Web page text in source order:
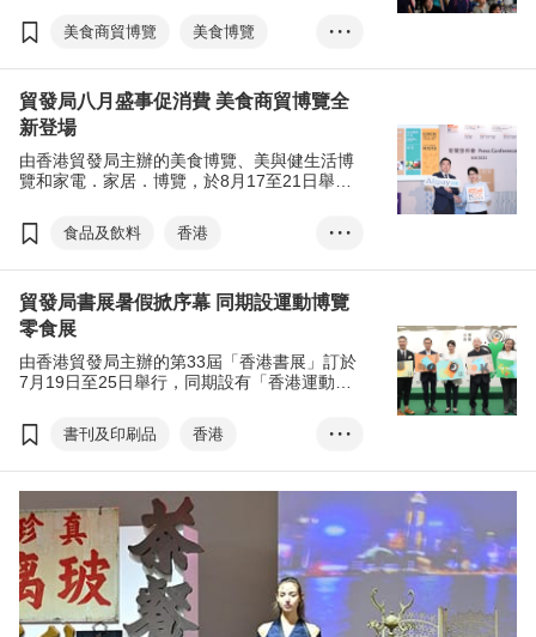
入場，人均消費1,500元。
美食商貿博覽
美食博覽
家電．家品．博覽
美與健生活博覽
香港國際茶展
國際現代化中醫藥及健康產品會議
EXHIBITION+
掃碼易
• • •
貿發局八月盛事促消費 美食商貿博覽全
新登場
由香港貿發局主辦的美食博覽、美與健生活博
覽和家電．家居．博覽，於8月17至21日舉
兩項貿易展覽，亦於8月17至19日同場亮相。
食品及飲料
香港
美食商貿博覽
美食博覽
家電．家品．博覽
美與健生活博覽
香港國際茶展
電子消費券
張淑芬
EXHIBITION+
商對易
掃碼易
• • •
貿發局書展暑假掀序幕 同期設運動博覽
零食展
由香港貿發局主辦的第33屆「香港書展」訂於
7月19日至25日舉行，同期設有「香港運動消
民盡享閱讀、消閒及選購零食樂趣。
書刊及印刷品
香港
羅振宇
馬伯庸
文化七月
年度作家
嶺南瑰寶
香港書展
香港運動消閒博覽
零食世界
• • •